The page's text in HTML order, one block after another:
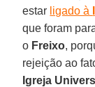
estar ligado à
que foram
o Freixo,
rejeição ao
Igreja